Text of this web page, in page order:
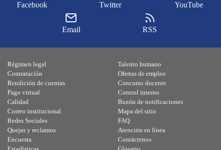
Facebook Twitter YouTube
Email RSS
Régimen legal
Contratación
Rendición de cuentas
Pago virtual
Calidad
Talento humano
Ofertas de empleo
Concurso docente
Control interno
Buzón de notificaciones
Correo institucional
Redes Sociales
Quejas y reclamos
Encuesta
Mapa del sitio
FAQ
Atención en línea
Contáctenos